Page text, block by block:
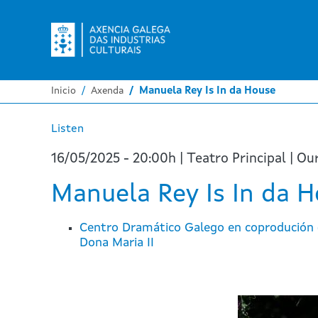
Inicio Axenda Manuela Rey Is In da House
Listen
16/05/2025 - 20:00h | Teatro Principal |
Manuela Rey Is In da
Centro Dramático Galego en
Dona Maria II